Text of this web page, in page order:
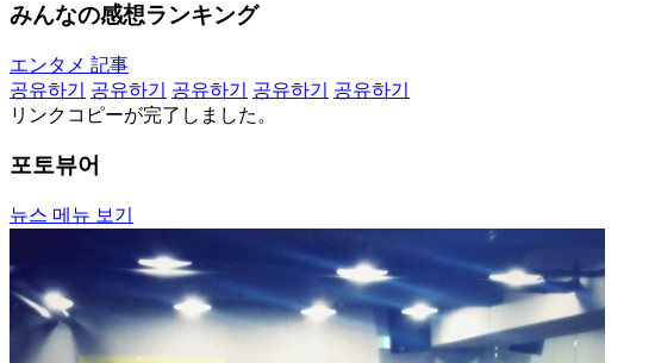
みんなの感想ランキング
エンタメ 記事
공유하기
공유하기 공유하기 공유하기
공유하기
リンクコピーが完了しました。
포토뷰어
뉴스 메뉴 보기